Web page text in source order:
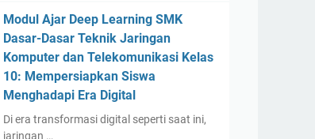
Modul Ajar Deep Learning SMK
Dasar-Dasar Teknik Jaringan
Komputer dan Telekomunikasi Kelas
10: Mempersiapkan Siswa
Menghadapi Era Digital
Di era transformasi digital seperti saat ini,
jaringan …